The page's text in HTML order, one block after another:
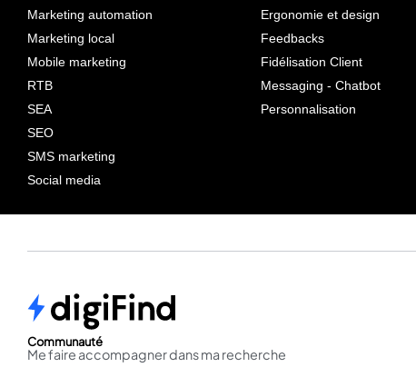
Marketing automation
Marketing local
Mobile marketing
RTB
SEA
SEO
SMS marketing
Social media
Ergonomie et design
Feedbacks
Fidélisation Client
Messaging - Chatbot
Personnalisation
Communauté
Me faire accompagner dans ma recherche